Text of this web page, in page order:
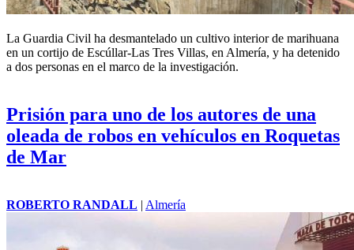
La Guardia Civil ha desmantelado un cultivo interior de marihuana
en un cortijo de Escúllar-Las Tres Villas, en Almería, y ha detenido
a dos personas en el marco de la investigación.
Prisión para uno de los autores de una
oleada de robos en vehículos en Roquetas
de Mar
ROBERTO RANDALL | Almería